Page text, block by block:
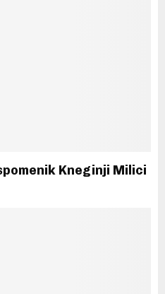
Kneginji Milici